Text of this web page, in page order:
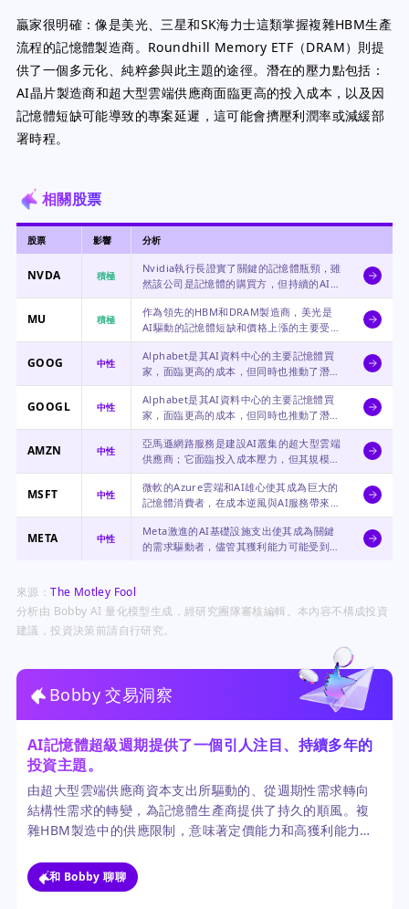
贏家很明確：像是美光、三星和SK海力士這類掌握複雜HBM生產
流程的記憶體製造商。Roundhill Memory ETF（DRAM）則提
供了一個多元化、純粹參與此主題的途徑。潛在的壓力點包括：
AI晶片製造商和超大型雲端供應商面臨更高的投入成本，以及因
記憶體短缺可能導致的專案延遲，這可能會擠壓利潤率或減緩部
署時程。
相關股票
股票 影響 分析
NVDA 積極
Nvidia執行長證實了關鍵的記憶體瓶頸，雖
然該公司是記憶體的購買方，但持續的AI基
礎設施需求直接支持其核心GPU業務。
MU 積極
作為領先的HBM和DRAM製造商，美光是
AI驅動的記憶體短缺和價格上漲的主要受益
者。
GOOG 中性
Alphabet是其AI資料中心的主要記憶體買
家，面臨更高的成本，但同時也推動了潛在
需求。
GOOGL 中性
Alphabet是其AI資料中心的主要記憶體買
家，面臨更高的成本，但同時也推動了潛在
需求。
AMZN 中性
亞馬遜網路服務是建設AI叢集的超大型雲端
供應商；它面臨投入成本壓力，但其規模可
能提供一些緩衝。
MSFT 中性
微軟的Azure雲端和AI雄心使其成為巨大的
記憶體消費者，在成本逆風與AI服務帶來的
成長之間取得平衡。
META 中性
Meta激進的AI基礎設施支出使其成為關鍵
的需求驅動者，儘管其獲利能力可能受到元
來源：The Motley Fool
分析由 Bobby AI 量化模型生成，經研究團隊審核編輯。本內容不構成投資
建議，投資決策前請自行研究。
Bobby 交易洞察
AI記憶體超級週期提供了一個引人注目、持續多年的
投資主題。
由超大型雲端供應商資本支出所驅動的、從週期性需求轉向
結構性需求的轉變，為記憶體生產商提供了持久的順風。複
雜HBM製造中的供應限制，意味著定價能力和高獲利能力可
和 Bobby 聊聊